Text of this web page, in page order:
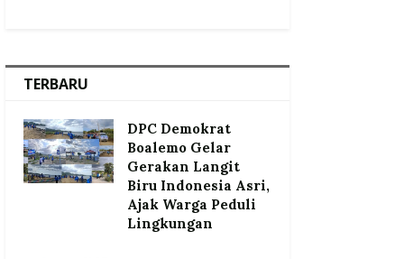
TERBARU
DPC Demokrat
Boalemo Gelar
Gerakan Langit
Biru Indonesia Asri,
Ajak Warga Peduli
Lingkungan